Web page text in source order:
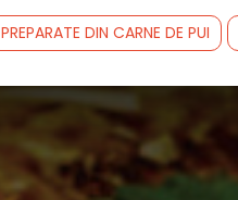
PREPARATE DIN CARNE DE PUI